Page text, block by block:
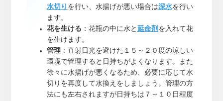
水切り を行い、水揚げが悪い場合は深水を行い
ます。
花を生ける ：花瓶の中に水と 延命剤 を入れて花
を生けます。
管理：直射日光を避けた１５～２０度の涼しい
環境で管理すると日持ちがよくなります。また
徐々に水揚げが悪くなるため、必要に応じて水
切りを再度して水換えをしましょう。管理の方
法にも左右されますが日持ちは７～１０日程度